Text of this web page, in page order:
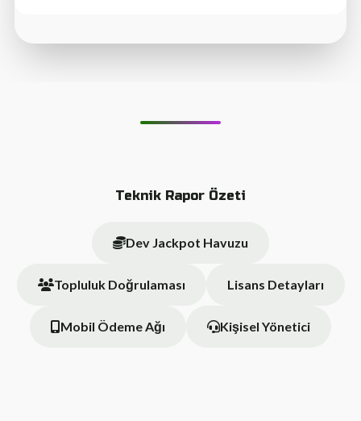
Teknik Rapor Özeti
Dev Jackpot Havuzu
Topluluk Doğrulaması Lisans Detayları
Mobil Ödeme Ağı Kişisel Yönetici